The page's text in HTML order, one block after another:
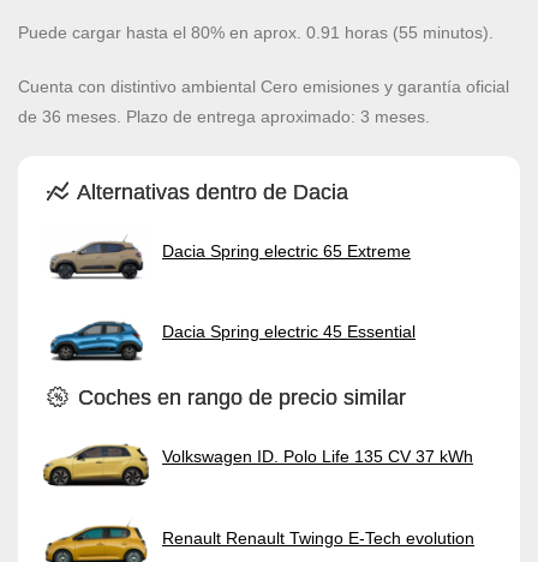
Puede cargar hasta el 80% en aprox. 0.91 horas (55 minutos).
Cuenta con distintivo ambiental Cero emisiones y garantía oficial
de 36 meses. Plazo de entrega aproximado: 3 meses.
Alternativas dentro de Dacia
Dacia Spring electric 65 Extreme
Dacia Spring electric 45 Essential
Coches en rango de precio similar
Volkswagen ID. Polo Life 135 CV 37 kWh
Renault Renault Twingo E-Tech evolution